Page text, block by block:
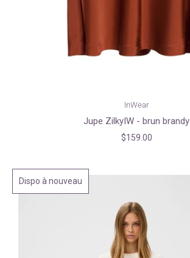
InWear
Jupe ZilkyIW - brun brandy
$159.00
Dispo à nouveau